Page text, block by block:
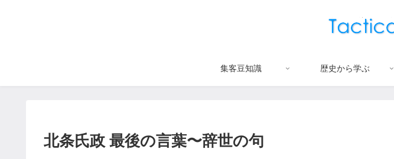
集客豆知識 歴史から学ぶ
北条氏政 最後の言葉〜辞世の句